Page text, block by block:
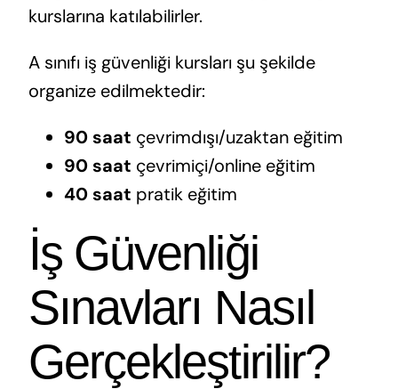
kurslarına katılabilirler.
A sınıfı iş güvenliği kursları şu şekilde
organize edilmektedir:
90 saat çevrimdışı/uzaktan eğitim
90 saat çevrimiçi/online eğitim
40 saat pratik eğitim
İş Güvenliği
Sınavları Nasıl
Gerçekleştirilir?